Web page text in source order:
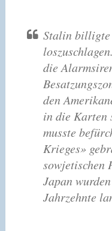
Stalin billigte
die
den
in die Karten
musste
Krieges»
sowjetischen
Japan
Jahrzehnte